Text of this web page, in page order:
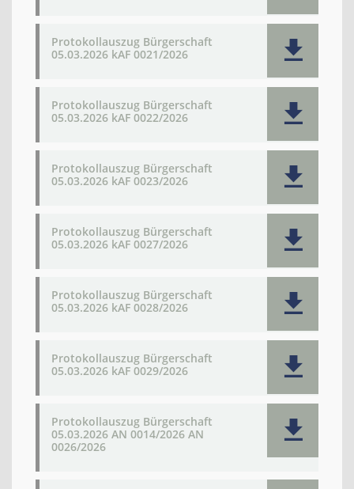
Protokollauszug Bürgerschaft
05.03.2026 kAF 0021/2026
Protokollauszug Bürgerschaft
05.03.2026 kAF 0022/2026
Protokollauszug Bürgerschaft
05.03.2026 kAF 0023/2026
Protokollauszug Bürgerschaft
05.03.2026 kAF 0027/2026
Protokollauszug Bürgerschaft
05.03.2026 kAF 0028/2026
Protokollauszug Bürgerschaft
05.03.2026 kAF 0029/2026
Protokollauszug Bürgerschaft
05.03.2026 AN 0014/2026 AN
0026/2026